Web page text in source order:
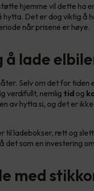
hjemme vil dette ha
hytta. Det er dog viktig å
når prisene er høye.
å lade
Selv om det for
verdifullt, nemlig tid og
av hytta si, og det er
til ladebokser, rett og
det som en investering
med